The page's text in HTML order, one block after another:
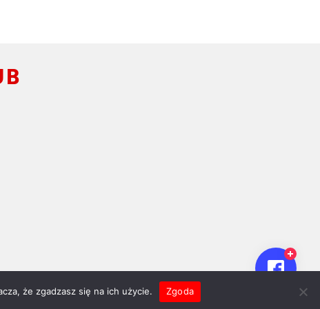
że zgadzasz się na ich użycie. Zgoda